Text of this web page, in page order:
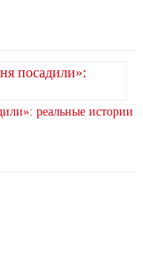
реальные истории